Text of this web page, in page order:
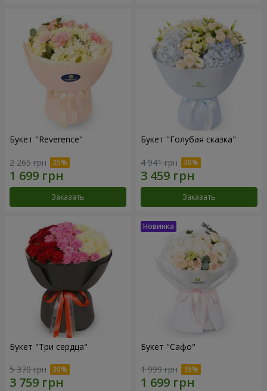
Букет "Reverence"
2 265 грн
Заказать
Букет "Голубая сказка"
4 941 грн
Заказать
Букет "Три сердца"
5 370 грн
Букет "Сафо"
1 999 грн